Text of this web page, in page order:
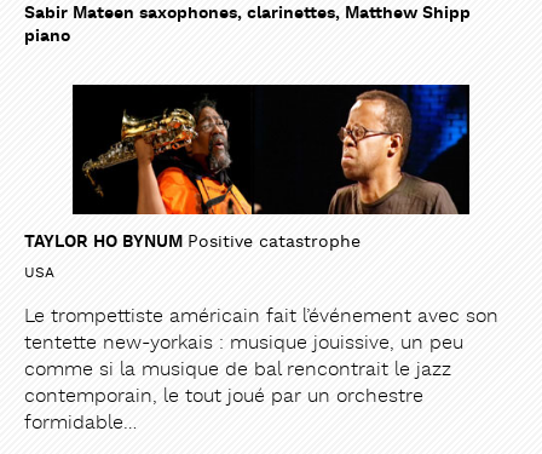
Sabir Mateen saxophones, clarinettes, Matthew Shipp
piano
TAYLOR HO BYNUM Positive catastrophe
USA
Le trompettiste américain fait l’événement avec son
tentette new-yorkais : musique jouissive, un peu
comme si la musique de bal rencontrait le jazz
contemporain, le tout joué par un orchestre
formidable…
PARTAGER
PARTAGER